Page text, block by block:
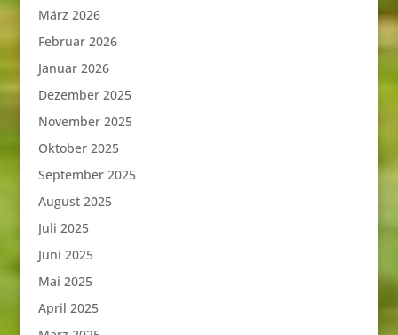
März 2026
Februar 2026
Januar 2026
Dezember 2025
November 2025
Oktober 2025
September 2025
August 2025
Juli 2025
Juni 2025
Mai 2025
April 2025